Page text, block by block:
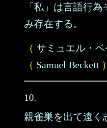
「私」は言語行
み存在する。
（ サミュエル・ベ
（ Samuel Beckett ）
10.
親雀巣を出て遠く